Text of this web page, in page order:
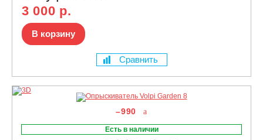
3 000 р.
В корзину
Сравнить
–990
Есть в наличии